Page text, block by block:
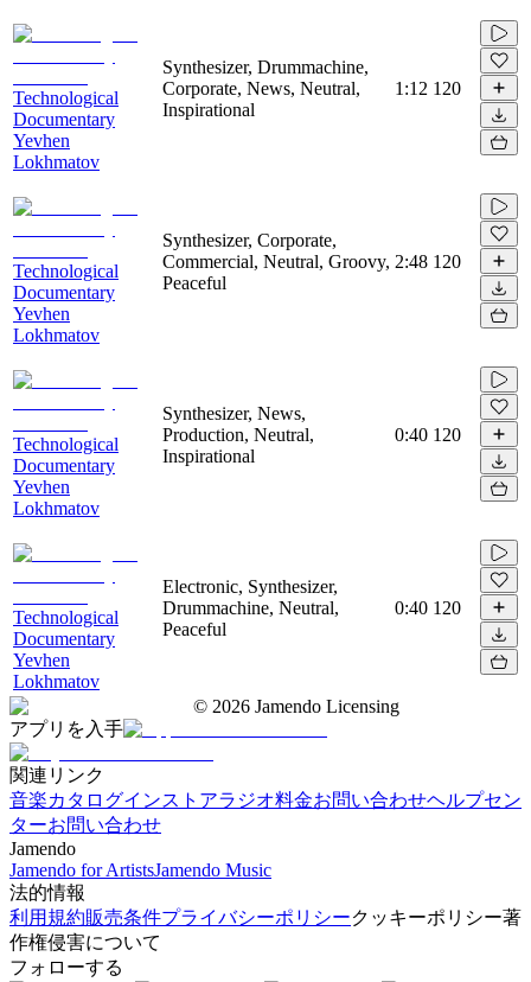
Technological
Documentary
Yevhen
Lokhmatov
Synthesizer, Drummachine,
Corporate, News, Neutral,
Inspirational
1:12 120
Technological
Documentary
Yevhen
Lokhmatov
Synthesizer, Corporate,
Commercial, Neutral, Groovy,
Peaceful
2:48 120
Technological
Documentary
Yevhen
Lokhmatov
Synthesizer, News,
Production, Neutral,
Inspirational
0:40 120
Technological
Documentary
Yevhen
Lokhmatov
Electronic, Synthesizer,
Drummachine, Neutral,
Peaceful
0:40 120
© 2026 Jamendo Licensing
アプリを入手
関連リンク
音楽カタログインストアラジオ料金お問い合わせヘルプセン
ターお問い合わせ
Jamendo
Jamendo for ArtistsJamendo Music
法的情報
利用規約販売条件プライバシーポリシークッキーポリシー著
作権侵害について
フォローする